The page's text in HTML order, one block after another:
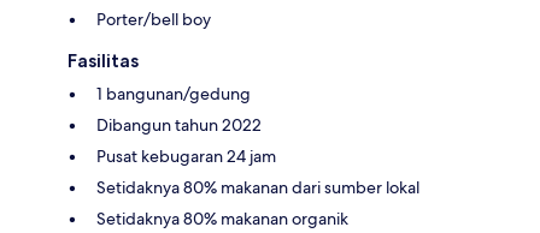
Porter/bell boy
Fasilitas
1 bangunan/gedung
Dibangun tahun 2022
Pusat kebugaran 24 jam
Setidaknya 80% makanan dari sumber lokal
Setidaknya 80% makanan organik